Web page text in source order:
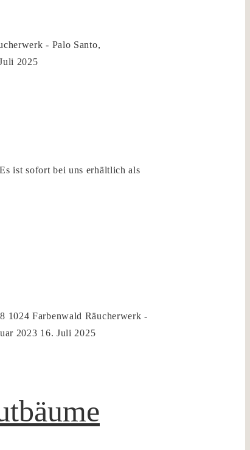
- Palo Santo,
2025
ist sofort bei uns erhältlich als
1024 Farbenwald Räucherwerk -
2023 16. Juli 2025